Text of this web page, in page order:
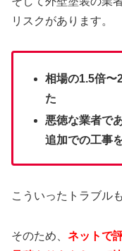
リスクがあります。
相場の1.5倍〜
た
悪徳な業者で
追加での工事
こういったトラブル
そのため、 ネットで